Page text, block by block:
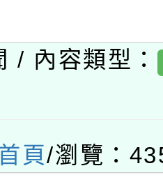
與教學軟體
委員會函釋公
位及節水達
祈福系列
園地景藝術
/ 內容類型：
頁/瀏覽：